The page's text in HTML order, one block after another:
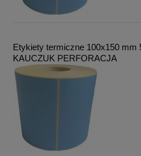
Etykiety termiczne 100x150 mm
KAUCZUK PERFORACJA